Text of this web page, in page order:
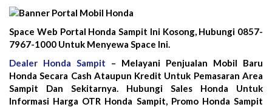
Space Web Portal Honda Sampit Ini Kosong, Hubungi 0857-
7967-1000 Untuk Menyewa Space Ini.
Dealer Honda Sampit – Melayani Penjualan Mobil Baru
Honda Secara Cash Ataupun Kredit Untuk Pemasaran Area
Sampit Dan Sekitarnya. Hubungi Sales Honda Untuk
Informasi Harga OTR Honda Sampit, Promo Honda Sampit